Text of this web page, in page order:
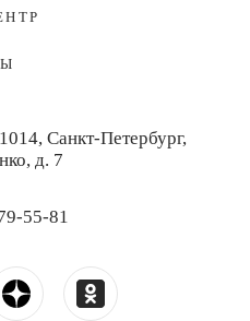
Санкт-Петербург,
д. 7
55-81